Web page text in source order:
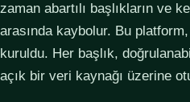
zaman abartılı başlıkların ve
arasında kaybolur. Bu
kuruldu. Her başlık,
açık bir veri kaynağı üzerine